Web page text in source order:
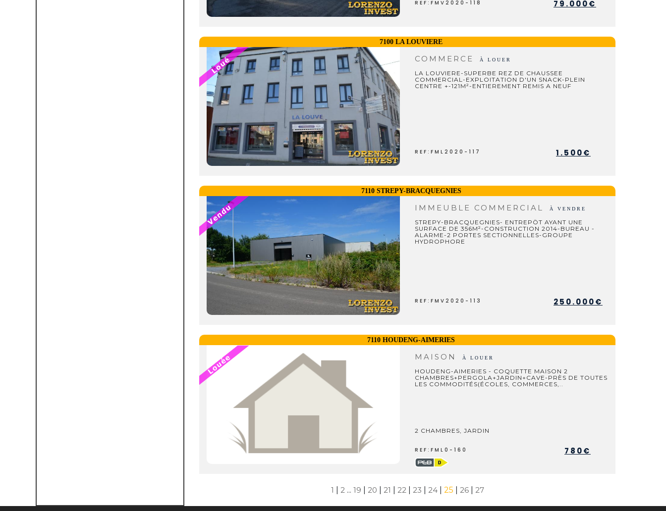
REF:FMV2020-118 79.000€
7100 LA LOUVIERE
COMMERCE À LOUER
LA LOUVIERE-SUPERBE REZ DE CHAUSSEE
COMMERCIAL-EXPLOITATION D'UN SNACK-PLEIN
CENTRE +-121M²-ENTIEREMENT REMIS A NEUF
REF:FML2020-117 1.500€
7110 STREPY-BRACQUEGNIES
IMMEUBLE COMMERCIAL À VENDRE
STREPY-BRACQUEGNIES- ENTREPÖT AYANT UNE
SURFACE DE 356M²-CONSTRUCTION 2014-BUREAU -
ALARME-2 PORTES SECTIONNELLES-GROUPE
HYDROPHORE
REF:FMV2020-113 250.000€
7110 HOUDENG-AIMERIES
MAISON À LOUER
HOUDENG-AIMERIES - COQUETTE MAISON 2
CHAMBRES+PERGOLA+JARDIN+CAVE-PRÈS DE TOUTES
LES COMMODITÉS(ÉCOLES, COMMERCES,..
2 CHAMBRES, JARDIN
REF:FML0-160 780€
1 2... 19 20 21 22| 23 24| 25 26| 27